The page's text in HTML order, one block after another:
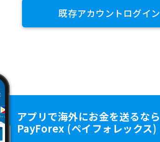
既存アカウントログイン
アプリで海外にお金を送るなら
PayForex (ペイフォレックス)